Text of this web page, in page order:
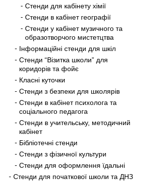
Стенди для кабінету хімії
Стенди в кабінет географії
Стенди у кабінет музичного та
образотворчого мистетцтва
Інформаційні стенди для шкіл
Стенди “Візитка школи” для
коридорів та фойє
Класні куточки
Стенди з безпеки для школярів
Стенди в кабінет психолога та
соціального педагога
Стенди в учительську, методичний
кабінет
Бібліотечні стенди
Стенди з фізичної культури
Стенди для оформлення їдальні
Стенди для початкової школи та ДНЗ